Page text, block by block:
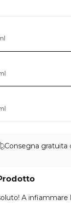
Consegna gratuita
A